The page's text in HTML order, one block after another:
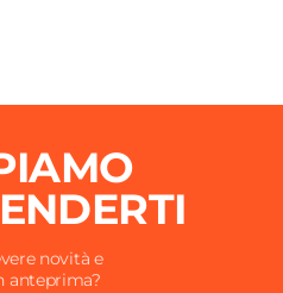
novità e
anteprima?